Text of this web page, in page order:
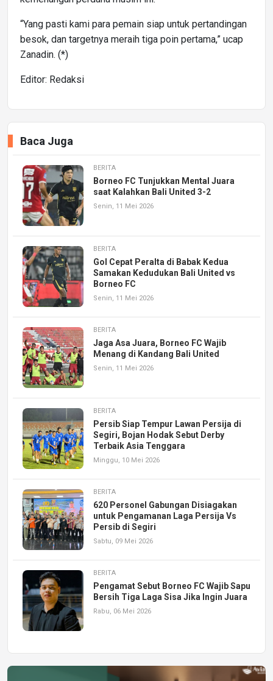
“Yang pasti kami para pemain siap untuk pertandingan
besok, dan targetnya meraih tiga poin pertama,” ucap
Zanadin. (*)
Editor: Redaksi
Baca Juga
BERITA
Borneo FC Tunjukkan Mental Juara
saat Kalahkan Bali United 3-2
Senin, 11 Mei 2026
BERITA
Gol Cepat Peralta di Babak Kedua
Samakan Kedudukan Bali United vs
Borneo FC
Senin, 11 Mei 2026
BERITA
Jaga Asa Juara, Borneo FC Wajib
Menang di Kandang Bali United
Senin, 11 Mei 2026
BERITA
Persib Siap Tempur Lawan Persija di
Segiri, Bojan Hodak Sebut Derby
Terbaik Asia Tenggara
Minggu, 10 Mei 2026
BERITA
620 Personel Gabungan Disiagakan
untuk Pengamanan Laga Persija Vs
Persib di Segiri
Sabtu, 09 Mei 2026
BERITA
Pengamat Sebut Borneo FC Wajib Sapu
Bersih Tiga Laga Sisa Jika Ingin Juara
Rabu, 06 Mei 2026